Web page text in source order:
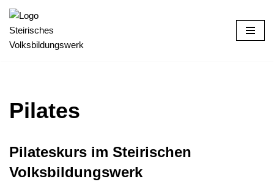
Zum
Inhalt
Pilates
Pilateskurs im Steirischen
Volksbildungswerk